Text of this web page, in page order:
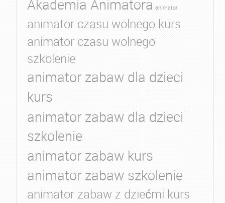
Akademia Animatora animator
animator czasu wolnego kurs
animator czasu wolnego
szkolenie
animator zabaw dla dzieci
kurs
animator zabaw dla dzieci
szkolenie
animator zabaw kurs
animator zabaw szkolenie
animator zabaw z dziećmi kurs